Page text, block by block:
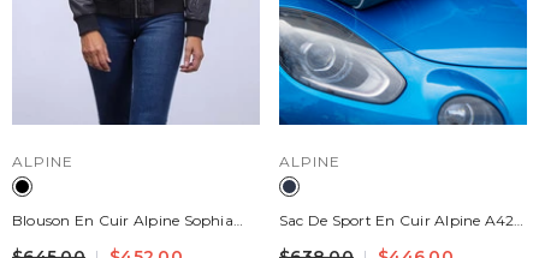
DISTRIBUTEUR :
ALPINE
Blouson En Cuir Alpine Sophia
Noir Femme
DISTRIBUTEUR :
ALPINE
Sac De Sport En Cuir Alpine A424
Bleu Marine